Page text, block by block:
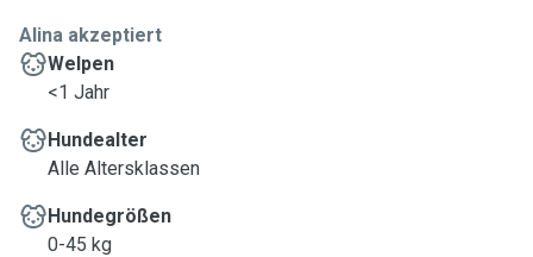
Alina akzeptiert
Welpen
<1 Jahr
Hundealter
Alle Altersklassen
Hundegrößen
0-45 kg